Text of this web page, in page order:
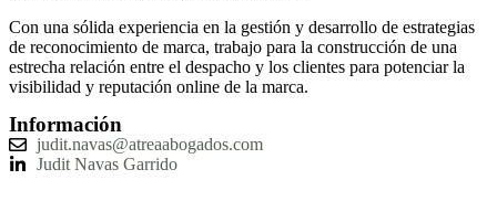
Con una sólida experiencia en la gestión y desarrollo de estrategias
de reconocimiento de marca, trabajo para la construcción de una
estrecha relación entre el despacho y los clientes para potenciar la
visibilidad y reputación online de la marca.
Información
judit.navas@atreaabogados.com
Judit Navas Garrido